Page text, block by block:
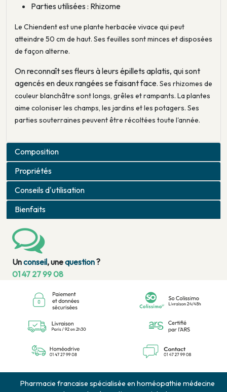
Parties utilisées : Rhizome
Le Chiendent est une plante herbacée vivace qui peut
atteindre 50 cm de haut. Ses feuilles sont minces et disposées
de façon alterne.
On reconnaît ses fleurs à leurs épillets aplatis, qui sont
agencés en deux rangées se faisant face. Ses rhizomes de
couleur blanchâtre sont longs, grêles et rampants. La plantes
aime coloniser les champs, les jardins et les potagers. Ses
parties souterraines peuvent être récoltées toute l'année.
Composition
Propriétés
Conseils d'utilisation
Bienfaits
Unconseil, unequestion?
01 47 27 99 08
Pharmacie francaise spécialisée en homéopathie médecine